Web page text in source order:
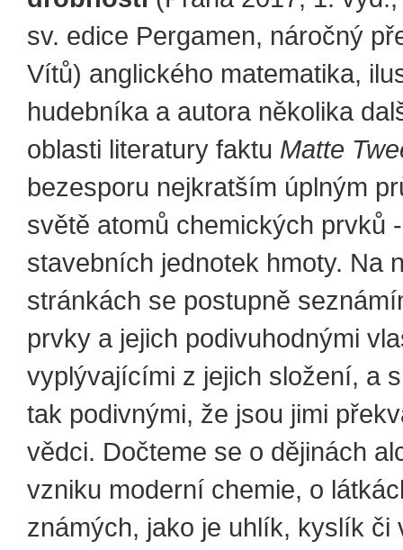
sv. edice Pergamen, náročný
Vítů) anglického matematika,
hudebníka a autora několika
oblasti literatury faktu Matte
bezesporu nejkratším úplným
světě atomů chemických prvků
stavebních jednotek hmoty. Na
stránkách se postupně
prvky a jejich podivuhodnými
vyplývajícími z jejich složení, a
tak podivnými, že jsou jimi
vědci. Dočteme se o dějinách
vzniku moderní chemie, o
známých, jako je uhlík, kyslík či